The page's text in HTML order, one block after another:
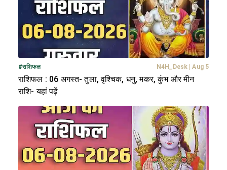
#राशिफल N4H_Desk | Aug 5
राशिफल : 06 अगस्त- तुला, वृश्चिक, धनु, मकर, कुंभ और मीन
राशि- यहां पढ़ें